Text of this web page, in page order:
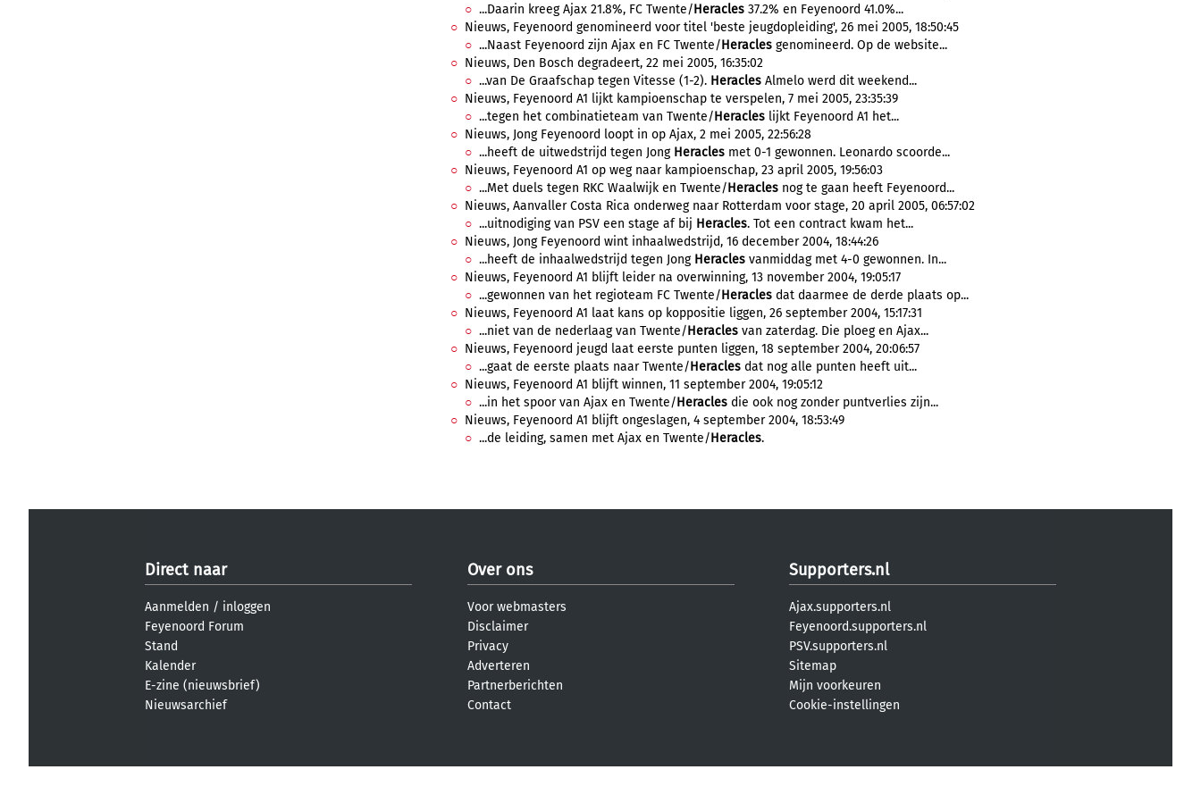
...Daarin kreeg Ajax 21.8%, FC Twente/Heracles 37.2% en Feyenoord 41.0%...
Nieuws, Feyenoord genomineerd voor titel 'beste jeugdopleiding', 26 mei 2005, 18:50:45
...Naast Feyenoord zijn Ajax en FC Twente/Heracles genomineerd. Op de website...
Nieuws, Den Bosch degradeert, 22 mei 2005, 16:35:02
...van De Graafschap tegen Vitesse (1-2). Heracles Almelo werd dit weekend...
Nieuws, Feyenoord A1 lijkt kampioenschap te verspelen, 7 mei 2005, 23:35:39
...tegen het combinatieteam van Twente/Heracles lijkt Feyenoord A1 het...
Nieuws, Jong Feyenoord loopt in op Ajax, 2 mei 2005, 22:56:28
...heeft de uitwedstrijd tegen Jong Heracles met 0-1 gewonnen. Leonardo scoorde...
Nieuws, Feyenoord A1 op weg naar kampioenschap, 23 april 2005, 19:56:03
...Met duels tegen RKC Waalwijk en Twente/Heracles nog te gaan heeft Feyenoord...
Nieuws, Aanvaller Costa Rica onderweg naar Rotterdam voor stage, 20 april 2005, 06:57:02
...uitnodiging van PSV een stage af bij Heracles. Tot een contract kwam het...
Nieuws, Jong Feyenoord wint inhaalwedstrijd, 16 december 2004, 18:44:26
...heeft de inhaalwedstrijd tegen Jong Heracles vanmiddag met 4-0 gewonnen. In...
Nieuws, Feyenoord A1 blijft leider na overwinning, 13 november 2004, 19:05:17
...gewonnen van het regioteam FC Twente/Heracles dat daarmee de derde plaats op...
Nieuws, Feyenoord A1 laat kans op koppositie liggen, 26 september 2004, 15:17:31
...niet van de nederlaag van Twente/Heracles van zaterdag. Die ploeg en Ajax...
Nieuws, Feyenoord jeugd laat eerste punten liggen, 18 september 2004, 20:06:57
...gaat de eerste plaats naar Twente/Heracles dat nog alle punten heeft uit...
Nieuws, Feyenoord A1 blijft winnen, 11 september 2004, 19:05:12
...in het spoor van Ajax en Twente/Heracles die ook nog zonder puntverlies zijn...
Nieuws, Feyenoord A1 blijft ongeslagen, 4 september 2004, 18:53:49
...de leiding, samen met Ajax en Twente/Heracles.
Direct naar
Aanmelden / inloggen
Feyenoord Forum
Stand
Kalender
E-zine (nieuwsbrief)
Nieuwsarchief
Over ons
Voor webmasters
Disclaimer
Privacy
Adverteren
Partnerberichten
Contact
Supporters.nl
Ajax.supporters.nl
Feyenoord.supporters.nl
PSV.supporters.nl
Sitemap
Mijn voorkeuren
Cookie-instellingen